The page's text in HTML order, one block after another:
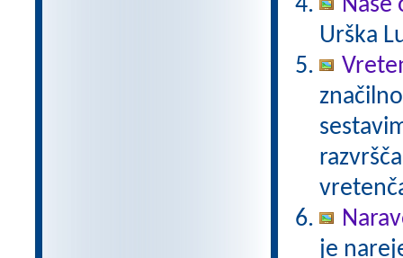
Naše
Urška
je